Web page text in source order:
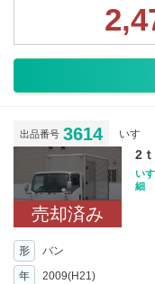
出品番号 3614 いすゞ
売却済み
2
い
細
形 バン
年
2009(H21)